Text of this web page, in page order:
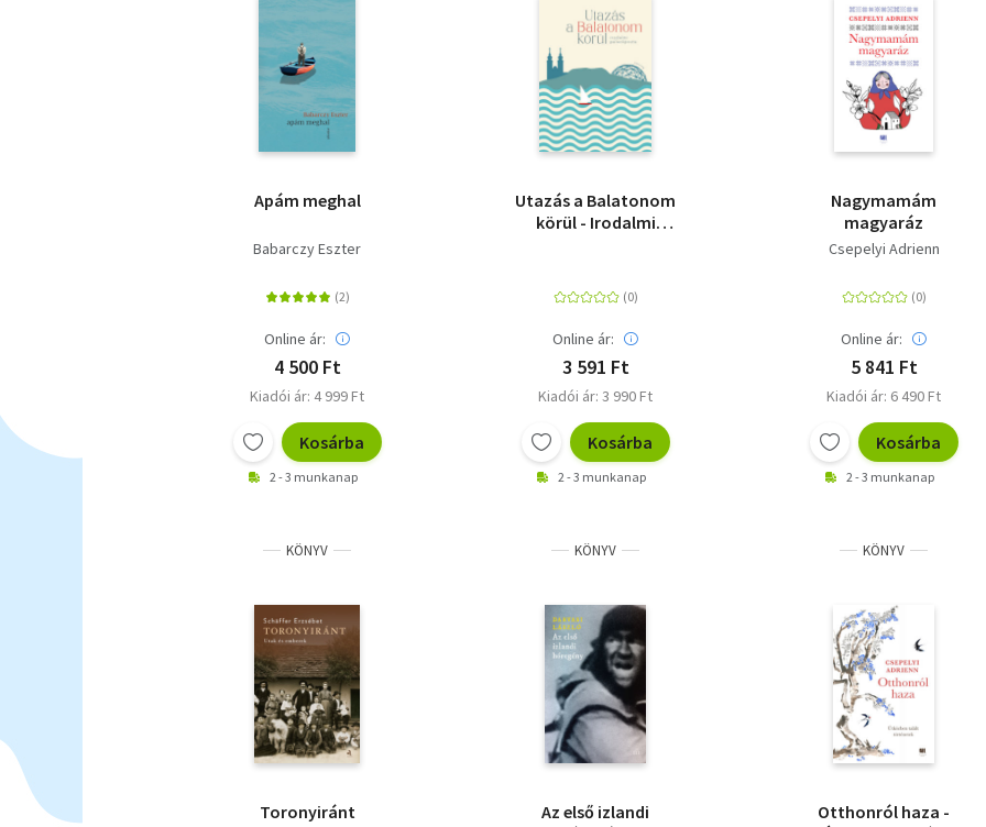
Apám meghal
Babarczy Eszter
Online ár:
4 500 Ft
Kiadói ár: 4 999 Ft
Kosárba
2 - 3 munkanap
Utazás a Balatonom
körül - Irodalmi
Online ár:
3 591 Ft
Kiadói ár: 3 990 Ft
Kosárba
2 - 3 munkanap
Nagymamám
magyaráz
Csepelyi Adrienn
Online ár:
5 841 Ft
Kiadói ár: 6 490 Ft
Kosárba
2 - 3 munkanap
KÖNYV
Toronyiránt
KÖNYV
Az első izlandi
KÖNYV
Otthonról haza -